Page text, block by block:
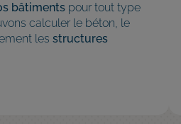
bâtiments pour tout type
calculer le béton, le
lesstructures